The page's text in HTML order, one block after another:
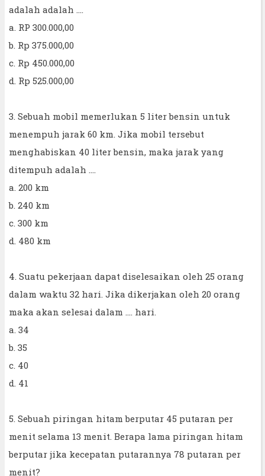
adalah adalah ....
a. RP 300.000,00
b. Rp 375.000,00
c. Rp 450.000,00
d. Rp 525.000,00
3. Sebuah mobil memerlukan 5 liter bensin untuk
menempuh jarak 60 km. Jika mobil tersebut
menghabiskan 40 liter bensin, maka jarak yang
ditempuh adalah ....
a. 200 km
b. 240 km
c. 300 km
d. 480 km
4. Suatu pekerjaan dapat diselesaikan oleh 25 orang
dalam waktu 32 hari. Jika dikerjakan oleh 20 orang
maka akan selesai dalam .... hari.
a. 34
b. 35
c. 40
d. 41
5. Sebuah piringan hitam berputar 45 putaran per
menit selama 13 menit. Berapa lama piringan hitam
berputar jika kecepatan putarannya 78 putaran per
menit?